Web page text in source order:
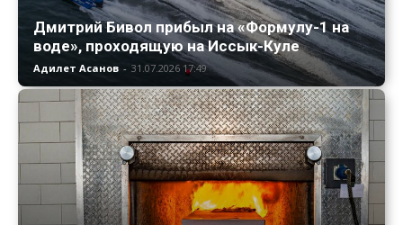
Дмитрий Бивол прибыл на «Формулу-1 на
воде», проходящую на Иссык-Куле
Адилет Асанов - 31.07.2026 17:49